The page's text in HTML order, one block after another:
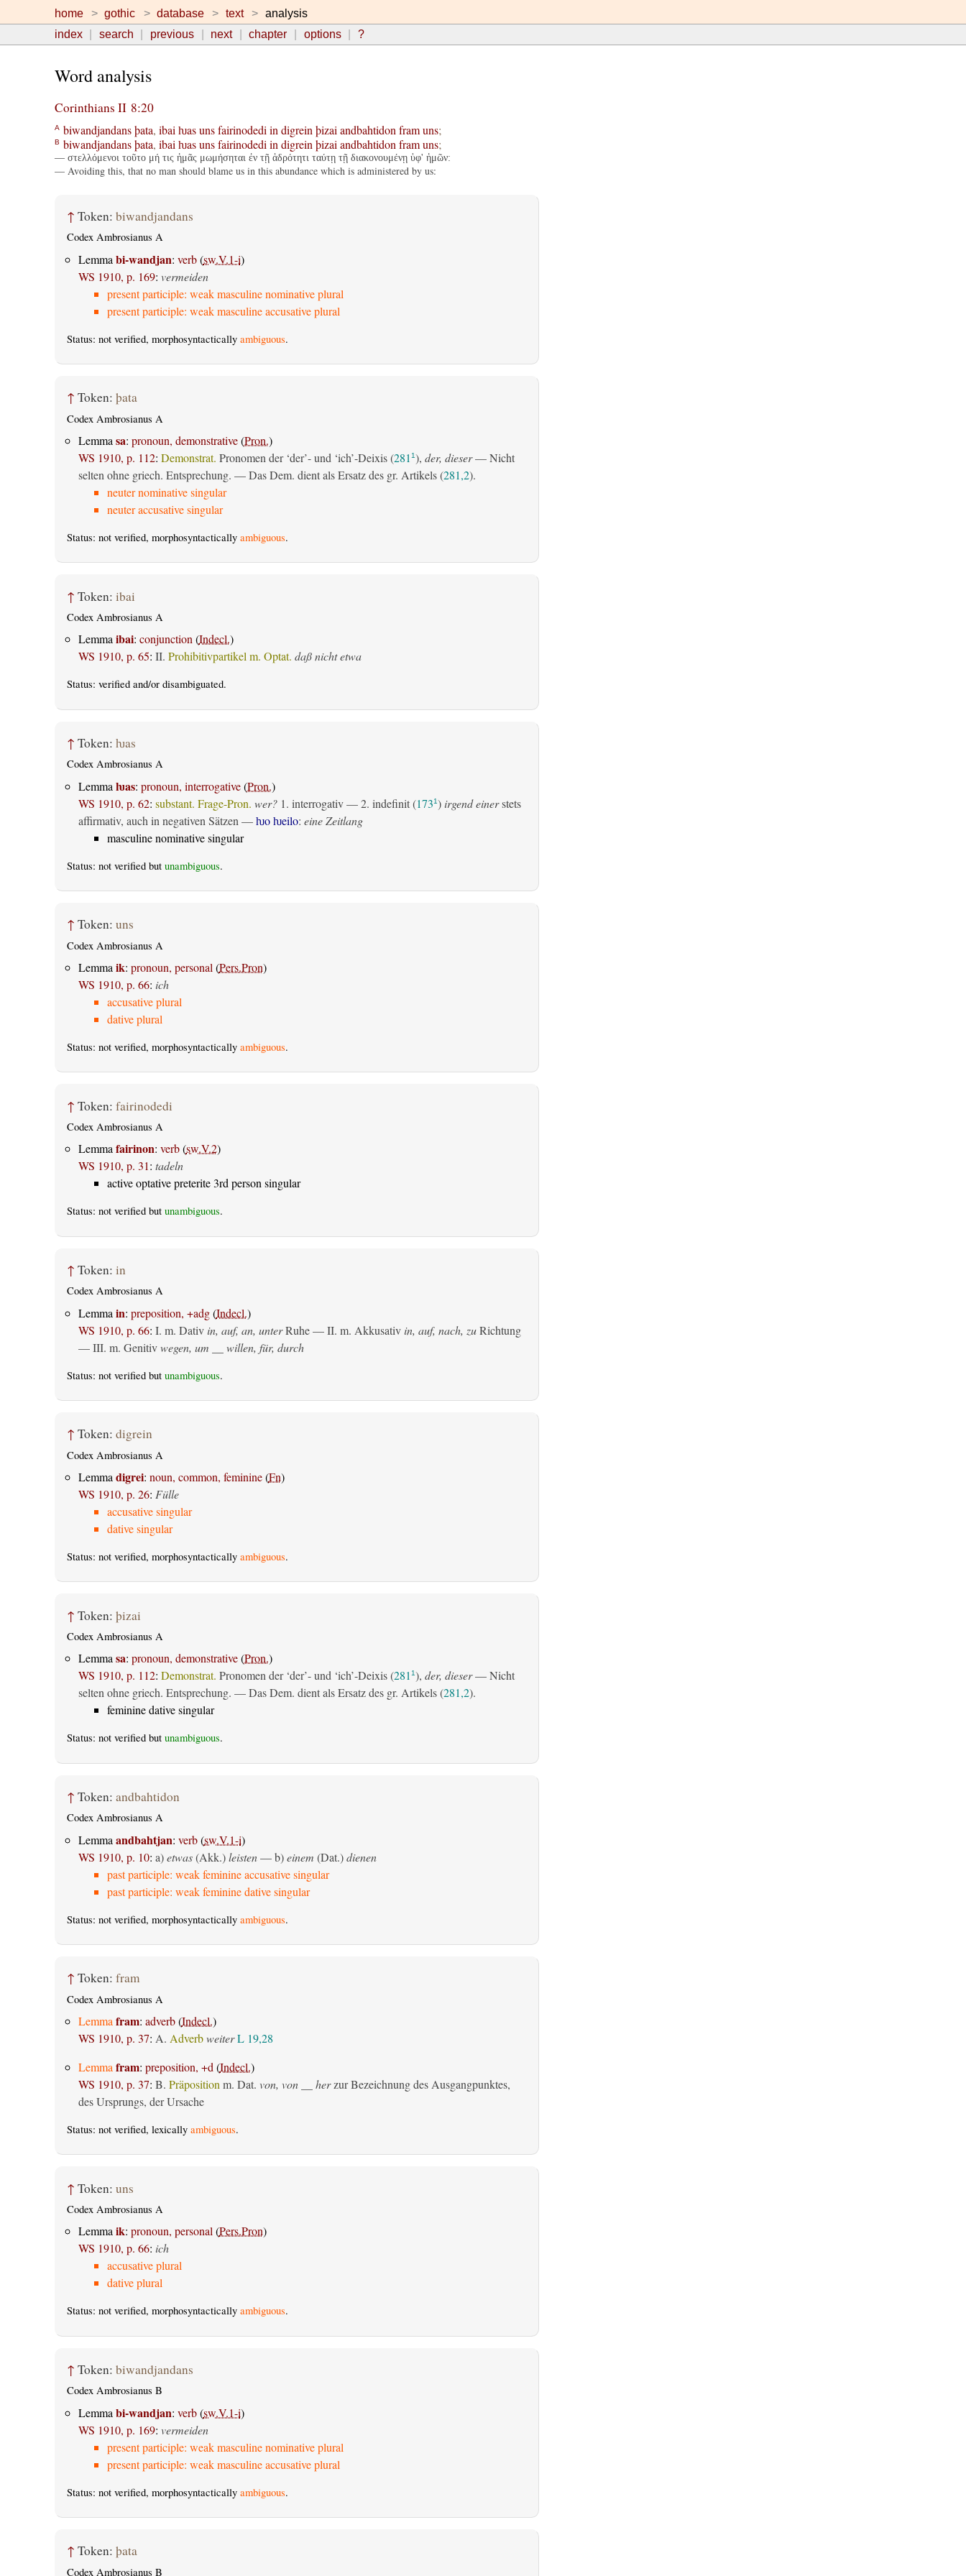
home gothic database text
analysis
index
search previous next chapter options ?
Word analysis
Corinthians II 8:20
A biwandjandans þata, ibai ƕas uns fairinodedi in digrein þizai andbahtidon fram uns;
B biwandjandans þata, ibai ƕas uns fairinodedi in digrein þizai andbahtidon fram uns;
— στελλόμενοι τοῦτο μή τις ἡμᾶς μωμήσηται ἐν τῇ ἁδρότητι ταύτῃ τῇ διακονουμένῃ ὑφ' ἡμῶν:
— Avoiding this, that no man should blame us in this abundance which is administered by us:
↑ Token: biwandjandans
Codex Ambrosianus A
Lemma bi-wandjan: verb(sw.V.1-i)
WS 1910, p. 169: vermeiden
present participle: weak masculine nominative plural
present participle: weak masculine accusative plural
Status: not verified, morphosyntactically ambiguous.
↑ Token: þata
Codex Ambrosianus A
Lemma sa: pronoun, demonstrative(Pron.)
WS 1910, p. 112: Demonstrat. Pronomen der ‘der’- und ‘ich’-Deixis (281 1), der, dieser— Nicht
selten ohne griech. Entsprechung. — Das Dem. dient als Ersatz des gr. Artikels (281,2).
neuter nominative singular
neuter accusative singular
Status: not verified, morphosyntactically ambiguous.
↑ Token: ibai
Codex Ambrosianus A
Lemmaibai: conjunction(Indecl.)
WS 1910, p. 65: II. Prohibitivpartikel m. Optat. daß nicht etwa
Status: verifiedand/or disambiguated.
↑ Token: ƕas
Codex Ambrosianus A
Lemma ƕas: pronoun, interrogative(Pron.)
WS 1910, p. 62: substant. Frage-Pron. wer?1. interrogativ— 2. indefinit(1731) irgend einerstets
affirmativ, auch in negativen Sätzen —ƕo ƕeilo: eine Zeitlang
masculine nominative singular
Status: not verified but unambiguous.
↑ Token: uns
Codex Ambrosianus A
Lemma ik: pronoun, personal (Pers.Pron)
WS 1910, p. 66: ich
accusative plural
dative plural
Status: not verified, morphosyntactically ambiguous.
↑ Token: fairinodedi
Codex Ambrosianus A
Lemmafairinon: verb(sw.V.2)
WS 1910, p. 31: tadeln
active optative preterite 3rd person singular
Status: not verified but unambiguous.
↑ Token: in
Codex Ambrosianus A
Lemma in: preposition, +adg(Indecl.)
WS 1910, p. 66: I. m. Dativ in, auf, an, unterRuhe — II. m. Akkusativ in, auf, nach, zuRichtung
— III. m. Genitiv wegen, um __ willen, für, durch
Status: not verified but unambiguous.
↑ Token: digrein
Codex Ambrosianus A
Lemma digrei: noun, common, feminine(Fn)
WS 1910, p. 26: Fülle
accusative singular
dative singular
Status: not verified, morphosyntactically ambiguous.
↑ Token: þizai
Codex Ambrosianus A
Lemmasa: pronoun, demonstrative(Pron.)
WS 1910, p. 112: Demonstrat. Pronomen der ‘der’- und ‘ich’-Deixis (281 1), der, dieser— Nicht
selten ohne griech. Entsprechung. — Das Dem. dient als Ersatz des gr. Artikels (281,2).
feminine dative singular
Status: not verified but unambiguous.
↑ Token: andbahtidon
Codex Ambrosianus A
Lemma andbahtjan: verb(sw.V.1-i)
WS 1910, p. 10: a)etwas(Akk.)leisten— b)einem (Dat.)dienen
past participle: weak feminine accusative singular
past participle: weak feminine dative singular
Status: not verified, morphosyntactically ambiguous.
↑ Token: fram
Codex Ambrosianus A
Lemma fram: adverb(Indecl.)
WS 1910, p. 37: A. Adverb weiter L 19,28
Lemma fram: preposition, +d (Indecl.)
WS 1910, p. 37: B. Präposition m. Dat. von, von __ herzur Bezeichnung des Ausgangpunktes,
des Ursprungs, der Ursache
Status: not verified, lexically ambiguous.
↑ Token: uns
Codex Ambrosianus A
Lemmaik: pronoun, personal(Pers.Pron)
WS 1910, p. 66: ich
accusative plural
dative plural
Status: not verified, morphosyntactically ambiguous.
↑ Token: biwandjandans
Codex Ambrosianus B
Lemma bi-wandjan: verb(sw.V.1-i)
WS 1910, p. 169: vermeiden
present participle: weak masculine nominative plural
present participle: weak masculine accusative plural
Status: not verified, morphosyntactically ambiguous.
↑ Token: þata
Codex Ambrosianus B